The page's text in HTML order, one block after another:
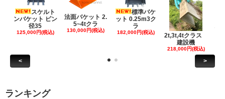
スケルト
ンバケット ピン
径35
125,000円(税込)
法面バケット 2.
5~4tクラ
130,000円(税込)
標準バケ
ット 0.25m3ク
ラ
182,000円(税込)
2t,3t,4tクラス
建設機
218,000円(税込)
< >
ランキング